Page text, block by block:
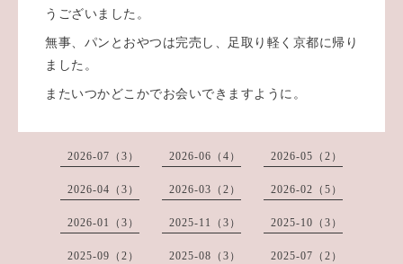
うございました。
無事、パンとおやつは完売し、足取り軽く京都に帰り
ました。
またいつかどこかでお会いできますように。
2026-07（3） 2026-06（4） 2026-05（2）
2026-04（3） 2026-03（2） 2026-02（5）
2026-01（3） 2025-11（3） 2025-10（3）
2025-09（2） 2025-08（3） 2025-07（2）